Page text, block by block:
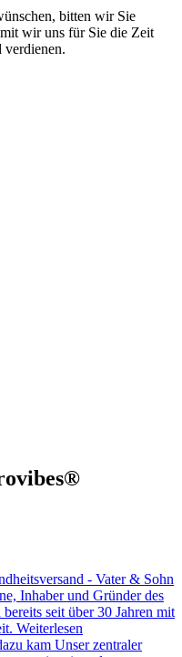
bitten wir Sie
wir uns für Sie die Zeit
verdienen.
Inhaber und Gründer des
seit über 30 Jahren mit
Weiterlesen
Unser zentraler